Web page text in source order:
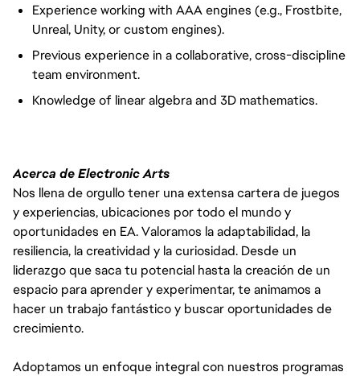
Experience working with AAA engines (e.g., Frostbite,
Unreal, Unity, or custom engines).
Previous experience in a collaborative, cross-discipline
team environment.
Knowledge of linear algebra and 3D mathematics.
Acerca de Electronic Arts
Nos llena de orgullo tener una extensa cartera de juegos
y experiencias, ubicaciones por todo el mundo y
oportunidades en EA. Valoramos la adaptabilidad, la
resiliencia, la creatividad y la curiosidad. Desde un
liderazgo que saca tu potencial hasta la creación de un
espacio para aprender y experimentar, te animamos a
hacer un trabajo fantástico y buscar oportunidades de
crecimiento.
Adoptamos un enfoque integral con nuestros programas